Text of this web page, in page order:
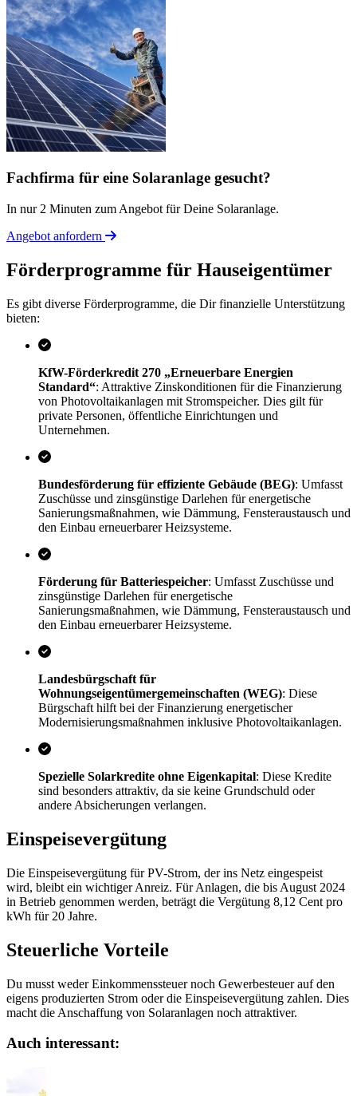
Fachfirma für eine Solaranlage gesucht?
In nur 2 Minuten zum Angebot für Deine Solaranlage.
Angebot anfordern
Förderprogramme für Hauseigentümer
Es gibt diverse Förderprogramme, die Dir finanzielle Unterstützung
bieten:
KfW-Förderkredit 270 „Erneuerbare Energien
Standard“: Attraktive Zinskonditionen für die Finanzierung
von Photovoltaikanlagen mit Stromspeicher. Dies gilt für
private Personen, öffentliche Einrichtungen und
Unternehmen.
Bundesförderung für effiziente Gebäude (BEG): Umfasst
Zuschüsse und zinsgünstige Darlehen für energetische
Sanierungsmaßnahmen, wie Dämmung, Fensteraustausch und
den Einbau erneuerbarer Heizsysteme.
Förderung für Batteriespeicher: Umfasst Zuschüsse und
zinsgünstige Darlehen für energetische
Sanierungsmaßnahmen, wie Dämmung, Fensteraustausch und
den Einbau erneuerbarer Heizsysteme.
Landesbürgschaft für
Wohnungseigentümergemeinschaften (WEG): Diese
Bürgschaft hilft bei der Finanzierung energetischer
Modernisierungsmaßnahmen inklusive Photovoltaikanlagen.
Spezielle Solarkredite ohne Eigenkapital: Diese Kredite
sind besonders attraktiv, da sie keine Grundschuld oder
andere Absicherungen verlangen.
Einspeisevergütung
Die Einspeisevergütung für PV-Strom, der ins Netz eingespeist
wird, bleibt ein wichtiger Anreiz. Für Anlagen, die bis August 2024
in Betrieb genommen werden, beträgt die Vergütung 8,12 Cent pro
kWh für 20 Jahre.
Steuerliche Vorteile
Du musst weder Einkommenssteuer noch Gewerbesteuer auf den
eigens produzierten Strom oder die Einspeisevergütung zahlen. Dies
macht die Anschaffung von Solaranlagen noch attraktiver.
Auch interessant: